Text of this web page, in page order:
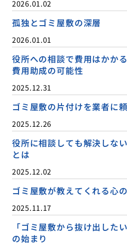
2026.01.02
孤独とゴミ屋敷の深層
2026.01.01
役所への相談で費用はかか
費用助成の可能性
2025.12.31
ゴミ屋敷の片付けを業者に
2025.12.26
役所に相談しても解決しな
とは
2025.12.02
ゴミ屋敷が教えてくれる心
2025.11.17
「ゴミ屋敷から抜け出した
の始まり